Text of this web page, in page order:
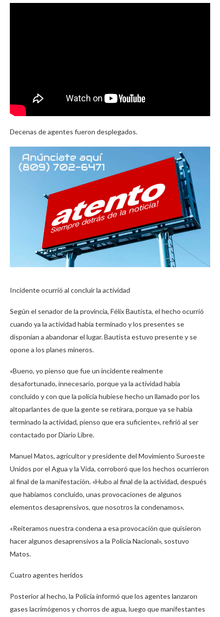
Decenas de agentes fueron desplegados.
Incidente ocurrió al concluir la actividad
Según el senador de la provincia, Félix Bautista, el hecho ocurrió
cuando ya la actividad había terminado y los presentes se
disponían a abandonar el lugar. Bautista estuvo presente y se
opone a los planes mineros.
«Bueno, yo pienso que fue un incidente realmente
desafortunado, innecesario, porque ya la actividad había
concluido y con que la policía hubiese hecho un llamado por los
altoparlantes de que la gente se retirara, porque ya se había
terminado la actividad, pienso que era suficiente», refirió al ser
contactado por Diario Libre.
Manuel Matos, agricultor y presidente del Movimiento Suroeste
Unidos por el Agua y la Vida, corroboró que los hechos ocurrieron
al final de la manifestación. «Hubo al final de la actividad, después
que habíamos concluido, unas provocaciones de algunos
elementos desaprensivos, que nosotros la condenamos».
«Reiteramos nuestra condena a esa provocación que quisieron
hacer algunos desaprensivos a la Policía Nacional», sostuvo
Matos.
Cuatro agentes heridos
Posterior al hecho, la Policía informó que los agentes lanzaron
gases lacrimógenos y chorros de agua, luego que manifestantes